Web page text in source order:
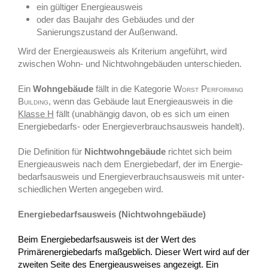
ein gültiger Energieausweis
oder das Baujahr des Gebäudes und der
Sanierungszustand der Außenwand.
Wird der Energieausweis als Kriterium angeführt, wird
zwischen Wohn- und Nichtwohngebäuden unterschieden.
Ein Wohngebäude fällt in die Kategorie Worst Performing
Building, wenn das Gebäude laut Energieausweis in die
Klasse H fällt (unabhängig davon, ob es sich um einen
Energiebedarfs- oder Energieverbrauchsausweis handelt).
Die Definition für Nichtwohn­gebäude richtet sich beim
Energie­ausweis nach dem Energie­bedarf, der im Energie­
bedarfs­ausweis und Energie­verbrauchs­ausweis mit unter­
schiedlichen Werten ange­geben wird.
Energiebedarfsausweis (Nichtwohngebäude)
Beim Energiebedarfsausweis ist der Wert des
Primärenergiebedarfs maßgeblich. Dieser Wert wird auf der
zweiten Seite des Energieausweises angezeigt. Ein